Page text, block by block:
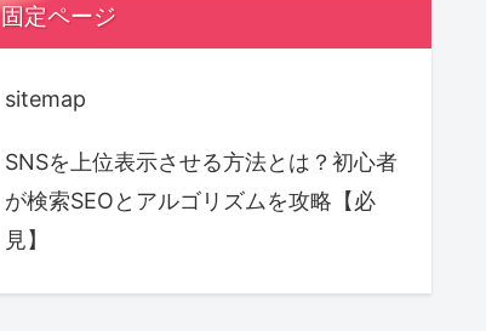
固定ページ
sitemap
SNSを上位表示させる方法とは？初心者
が検索SEOとアルゴリズムを攻略【必
見】